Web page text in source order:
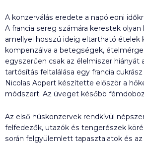
A konzerválás eredete a napóleoni
A francia sereg számára kerestek
amellyel hosszú ideig eltartható ételek
kompenzálva a betegségek,
egyszerűen csak az élelmiszer hiányát
tartósítás feltalálása egy francia
Nicolas Appert készítette először a
módszert. Az üveget később
Az első húskonzervek rendkívül
felfedezők, utazók és tengerészek
során felgyülemlett tapasztalatok és az